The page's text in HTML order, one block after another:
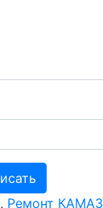
, Ремонт КАМАЗ